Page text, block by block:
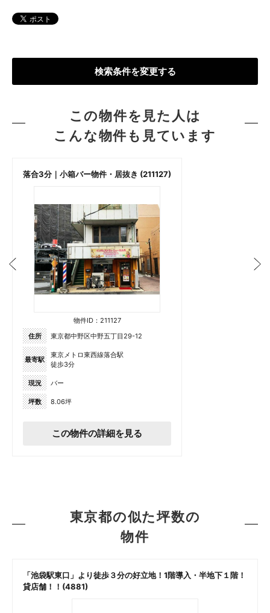
検索条件を変更する
この物件を見た人は
こんな物件も見ています
落合3分｜小箱バー物件・居抜き (211127)
物件ID：211127
住所
東京都中野区中野五丁目29-12
最寄駅
東京メトロ東西線落合駅
徒歩3分
現況 バー
坪数 8.06坪
この物件の詳細を見る
東京都の似た坪数の
物件
「池袋駅東口」より徒歩３分の好立地！1階導入・半地下１階！
貸店舗！！(4881)